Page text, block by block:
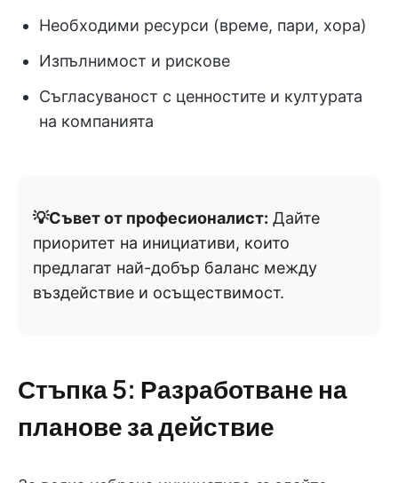
Необходими ресурси (време, пари, хора)
Изпълнимост и рискове
Съгласуваност с ценностите и културата
на компанията
💡Съвет от професионалист: Дайте
приоритет на инициативи, които
предлагат най-добър баланс между
въздействие и осъществимост.
Стъпка 5: Разработване на
планове за действие